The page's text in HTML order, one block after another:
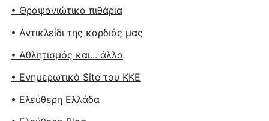
• Θραψανιώτικα πιθάρια
• Αντικλείδι της καρδιάς μας
• Αθλητισμός και... άλλα
• Ενημερωτικό Site του ΚΚΕ
• Ελεύθερη Ελλάδα